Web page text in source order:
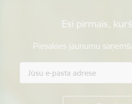
Esi pirmais,
Piesakies jaunumu